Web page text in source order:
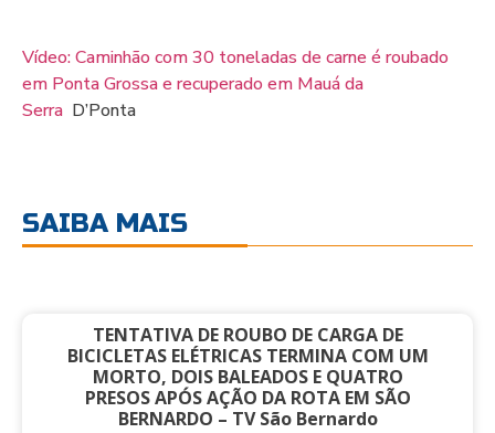
Vídeo: Caminhão com 30 toneladas de carne é roubado
em Ponta Grossa e recuperado em Mauá da
Serra D’Ponta
SAIBA MAIS
TENTATIVA DE ROUBO DE CARGA DE
BICICLETAS ELÉTRICAS TERMINA COM UM
MORTO, DOIS BALEADOS E QUATRO
PRESOS APÓS AÇÃO DA ROTA EM SÃO
BERNARDO – TV São Bernardo